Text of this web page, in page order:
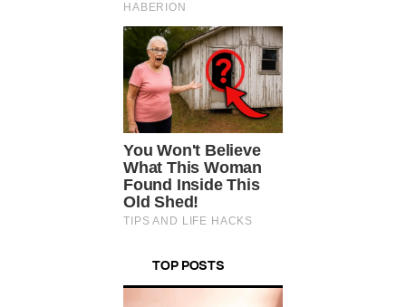
TOP POSTS